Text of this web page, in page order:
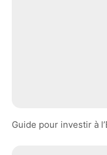
Guide pour investir à